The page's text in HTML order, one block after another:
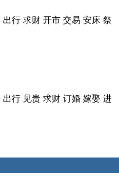
行 求财 开市 交易 安床 祭
行 见贵 求财 订婚 嫁娶 进